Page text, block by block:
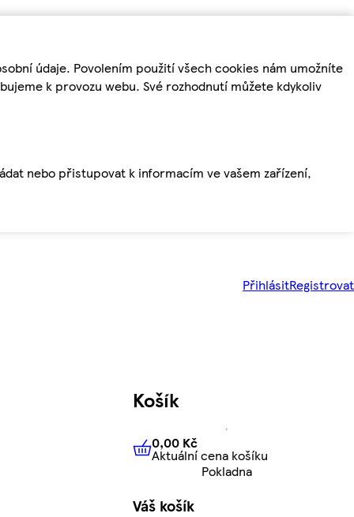
údaje. Povolením použití všech cookies nám umožníte
k provozu webu. Své rozhodnutí můžete kdykoliv
nebo přistupovat k informacím ve vašem zařízení,
PřihlásitRegistrovat
Košík
0,00 KčAktuální cena košíku
0,00 Kč
Aktuální cena košíku
Pokladna
Váš košík